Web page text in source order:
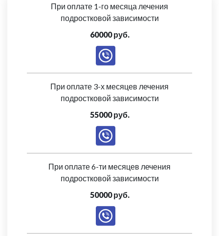
При оплате 1-го месяца лечения
подростковой зависимости
60000 руб.
При оплате 3-х месяцев лечения
подростковой зависимости
55000 руб.
При оплате 6-ти месяцев лечения
подростковой зависимости
50000 руб.